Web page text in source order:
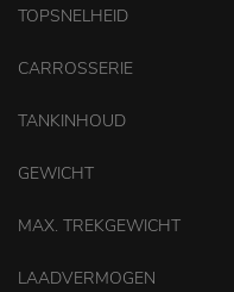
TOPSNELHEID
CARROSSERIE
TANKINHOUD
GEWICHT
MAX. TREKGEWICHT
LAADVERMOGEN